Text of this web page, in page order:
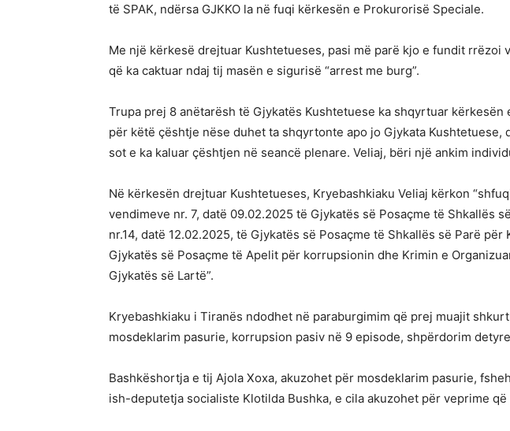
të SPAK, ndërsa GJKKO la në fuqi kërkesën e Prokurorisë Speciale.
Me një kërkesë drejtuar Kushtetueses, pasi më parë kjo e fundit
që ka caktuar ndaj tij masën e sigurisë “arrest me burg”.
Trupa prej 8 anëtarësh të Gjykatës Kushtetuese ka shqyrtuar
për këtë çështje nëse duhet ta shqyrtonte apo jo Gjykata
sot e ka kaluar çështjen në seancë plenare. Veliaj, bëri një ankim
Në kërkesën drejtuar Kushtetueses, Kryebashkiaku Veliaj kërkon
vendimeve nr. 7, datë 09.02.2025 të Gjykatës së Posaçme të Shkallës
nr.14, datë 12.02.2025, të Gjykatës së Posaçme të Shkallës së Parë
Gjykatës së Posaçme të Apelit për korrupsionin dhe Krimin e
Gjykatës së Lartë”.
Kryebashkiaku i Tiranës ndodhet në paraburgimim që prej muajit
mosdeklarim pasurie, korrupsion pasiv në 9 episode, shpërdorim
Bashkëshortja e tij Ajola Xoxa, akuzohet për mosdeklarim pasurie,
ish-deputetja socialiste Klotilda Bushka, e cila akuzohet për veprime